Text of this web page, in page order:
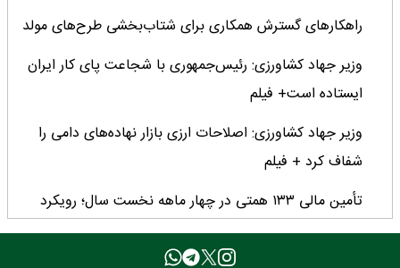
راهکارهای گسترش همکاری برای شتاب‌بخشی طرح‌های مولد
وزیر جهاد کشاورزی: رئیس‌جمهوری با شجاعت پای کار ایران
ایستاده است+ فیلم
وزیر جهاد کشاورزی: اصلاحات ارزی بازار نهاده‌های دامی را
شفاف کرد + فیلم
تأمین مالی ۱۳۳ همتی در چهار ماهه نخست سال؛ رویکرد
هدفمند بانک کشاورزی برای تضمین امنیت غذایی